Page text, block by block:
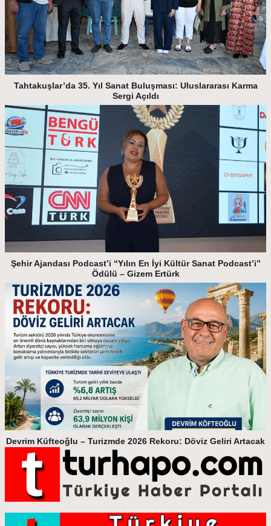
Tahtakuşlar’da 35. Yıl Sanat Buluşması: Uluslararası Karma
Sergi Açıldı
Şehir Ajandası Podcast’i “Yılın En İyi Kültür Sanat Podcast’i”
Ödülü – Gizem Ertürk
Devrim Küfteoğlu – Turizmde 2026 Rekoru: Döviz Geliri Artacak